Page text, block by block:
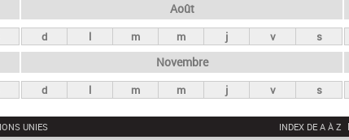
Août
d l m m j v s
Novembre
d l m m j v s
UNIES INDEX DE A À Z